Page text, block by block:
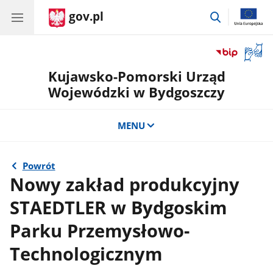
gov.pl
przejdź
okno
Kujawsko-Pomorski Urząd
Wojewódzki w Bydgoszczy
MENU
Powrót
Nowy zakład produkcyjny
STAEDTLER w Bydgoskim
Parku Przemysłowo-
Technologicznym